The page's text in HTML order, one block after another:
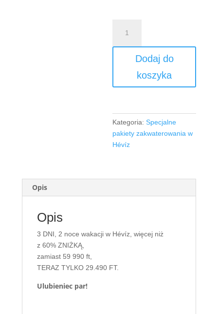
Pakiet
3
Dodaj do
koszyka
Kategoria:Specjalne
pakiety zakwaterowania w
Hévíz
Opis
Opis
3 DNI, 2 noce wakacji w Hévíz, więcej niż
z 60% ZNIŻKĄ,
zamiast 59 990 ft,
TERAZ TYLKO 29.490 FT.
Ulubieniec par!